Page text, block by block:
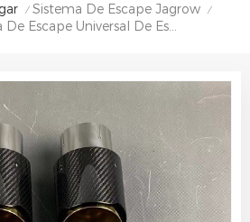
/ Sistema De Escape Jagrow /